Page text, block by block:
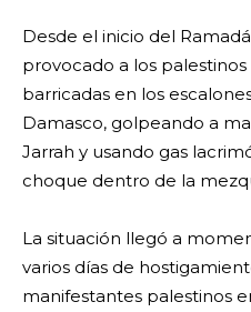
Desde el inicio del
provocado a los
barricadas en los
Damasco, golpeando a
Jarrah y usando gas
choque dentro de la
La situación llegó a
varios días de
manifestantes palestinos